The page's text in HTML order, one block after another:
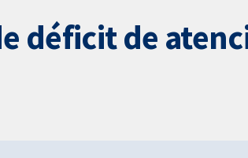
déficit de